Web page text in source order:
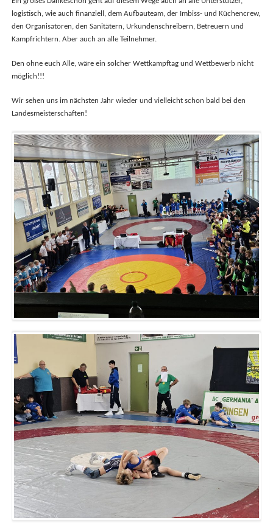
logistisch, wie auch finanziell, dem Aufbauteam, der Imbiss- und Küchencrew,
den Organisatoren, den Sanitätern, Urkundenschreibern, Betreuern und
Kampfrichtern. Aber auch an alle Teilnehmer.
Den ohne euch Alle, wäre ein solcher Wettkampftag und Wettbewerb nicht
möglich!!!
Wir sehen uns im nächsten Jahr wieder und vielleicht schon bald bei den
Landesmeisterschaften!